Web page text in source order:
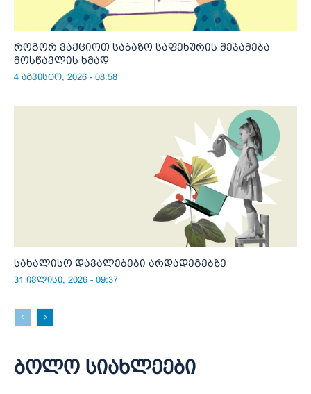
როგორ ვაქციოთ საბაზო საფეხურის შეჯამება
მოსწავლის ხმად
4 აგვისტო, 2026 - 08:58
სახალისო დავალებები არდადეგებზე
31 ივლისი, 2026 - 09:37
ბოლო სიახლეები